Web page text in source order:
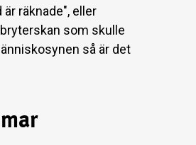
räknade", eller
som skulle
så är det